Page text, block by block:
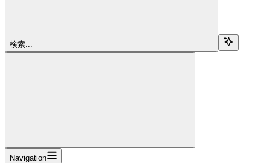
検索...
Navigation